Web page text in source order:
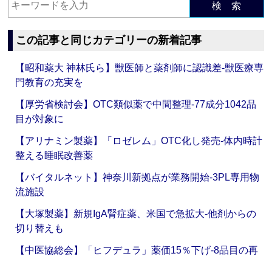
検 索
この記事と同じカテゴリーの新着記事
【昭和薬大 神林氏ら】獣医師と薬剤師に認識差‐獣医療専
門教育の充実を
【厚労省検討会】OTC類似薬で中間整理‐77成分1042品
目が対象に
【アリナミン製薬】「ロゼレム」OTC化し発売‐体内時計
整える睡眠改善薬
【バイタルネット】神奈川新拠点が業務開始‐3PL専用物
流施設
【大塚製薬】新規IgA腎症薬、米国で急拡大‐他剤からの
切り替えも
【中医協総会】「ヒフデュラ」薬価15％下げ‐8品目の再